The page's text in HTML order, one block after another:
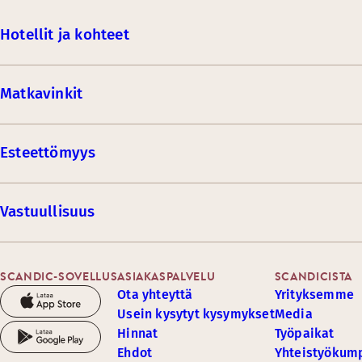
Hotellit ja kohteet
Matkavinkit
Esteettömyys
Vastuullisuus
SCANDIC-SOVELLUSASIAKASPALVELU
Ota yhteyttä
Usein kysytyt kysymykset
Hinnat
Ehdot
SCANDICISTA
Yrityksemme
Media
Työpaikat